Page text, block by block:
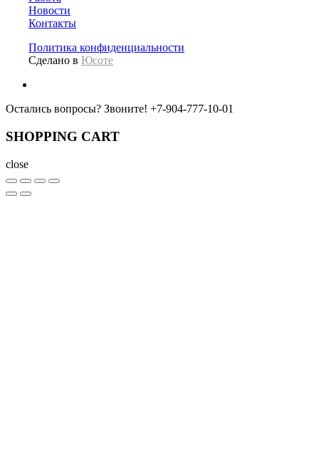
Новости
Контакты
Политика конфиденциальности
Сделано в Юсоте
Остались вопросы? Звоните! +7-904-777-10-01
SHOPPING CART
close